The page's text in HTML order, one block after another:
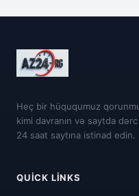
Heç bir hüququmuz
kimi davranın və saytda
24 saat saytına istinad edin.
QUICK LINKS